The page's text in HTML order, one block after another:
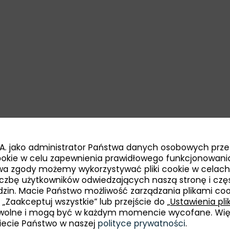
13 sierpnia Przasnysz,
Udział PAIH
Mazowieckie Spotkania
jako administrator Państwa danych osobowych
w celu zapewnienia prawidłowego
zgody możemy wykorzystywać pliki cookie w
użytkowników odwiedzających naszą stronę i
Macie Państwo możliwość zarządzania plikami
wszystkie” lub przejście do „Ustawienia
i mogą być w każdym momencie wycofane.
Państwo w naszej polityce prywatności.